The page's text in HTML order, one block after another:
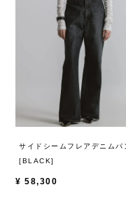
サイドシームフレアデニムパ
[BLACK]
¥ 58,300